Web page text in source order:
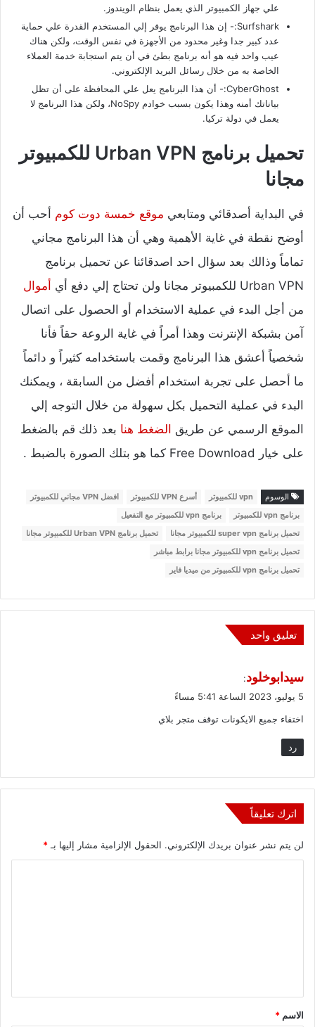
علي جهاز الكمبيوتر الذي يعمل بنظام الويندوز.
Surfshark:- إن هذا البرنامج يوفر إلي المستخدم القدرة علي حماية
عدد كبير جدا وغير محدود من الأجهزة في نفس الوقت، ولكن هناك
عيب واحد فيه هو أنه برنامج بطئ في أن يتم استجابة خدمة العملاء
الخاصة به من خلال رسائل البريد الإلكتروني.
CyberGhost:- أن هذا البرنامج يعل علي المحافظة على أن تظل
بياناتك أمنه وهذا يكون بسبب خوادم NoSpy، ولكن هذا البرنامج لا
يعمل في دولة تركيا.
تحميل برنامج Urban VPN للكمبيوتر
مجانا
في البداية أصدقائي ومتابعي موقع خمسة دوت كوم أحب أن
أوضح نقطة في غاية الأهمية وهي أن هذا البرنامج مجاني
تماماً وذالك بعد سؤال احد اصدقائنا عن تحميل برنامج
Urban VPN للكمبيوتر مجانا ولن تحتاج إلي دفع أي
أموال
من أجل البدء في عملية الاستخدام أو الحصول على اتصال
آمن بشبكة الإنترنت وهذا أمراً في غاية الروعة حقاً فأنا
شخصياً أعشق هذا البرنامج وقمت باستخدامه كثيراً و دائماً
ما أحصل على تجربة استخدام أفضل من السابقة ، ويمكنك
البدء في عملية التحميل بكل سهولة من خلال التوجه إلي
الموقع الرسمي عن طريق الضغط هنا بعد ذلك قم بالضغط
على خيار Free Download كما هو بتلك الصورة بالضبط .
الوسوم vpn للكمبيوتر أسرع VPN للكمبيوتر
افضل VPN مجاني للكمبيوتر
برنامج vpn للكمبيوتر
برنامج vpn للكمبيوتر مع التفعيل
تحميل برنامج super vpn للكمبيوتر مجانا
تحميل برنامج Urban VPN للكمبيوتر مجانا
تحميل برنامج vpn للكمبيوتر مجانا برابط مباشر
تحميل برنامج vpn للكمبيوتر من ميديا فاير
تعليق واحد
ي
ل
سيدابوخلود:
5 يوليو، 2023 الساعة 5:41 مساءً
اختفاء جميع الايكونات توقف متجر بلاي
رد
اترك تعليقاً
لن يتم نشر عنوان بريدك الإلكتروني. الحقول الإلزامية مشار إليها بـ *
ق
*
الاسم *